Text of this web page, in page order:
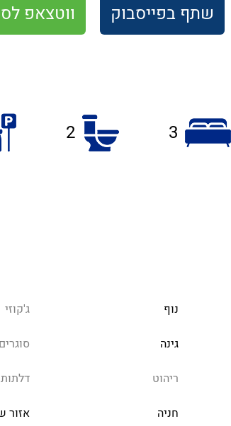
שתף בפייסבוק ווטצאפ
3
2
נוף ג'קוזי
גינה
ריהוט
חניה אזור